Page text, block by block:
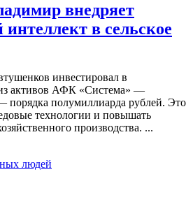
внедряет
в сельское
инвестировал в
активов АФК «Система» —
порядка полумиллиарда рублей. Это
технологии и повышать
производства. ...
людей